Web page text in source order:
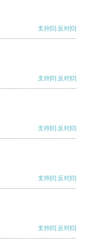
支持[0] 反对[0]
支持[0] 反对[0]
支持[0] 反对[0]
支持[0] 反对[0]
支持[0] 反对[0]